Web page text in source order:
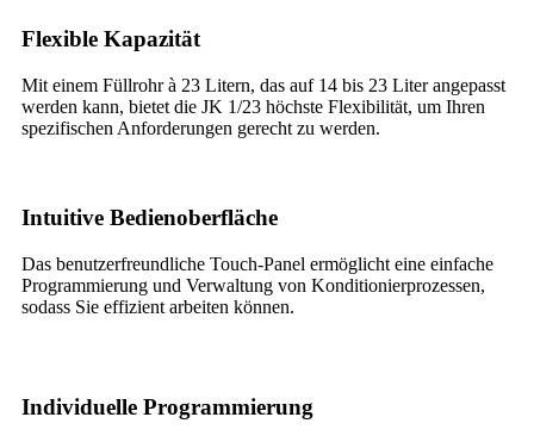
Flexible Kapazität
Mit einem Füllrohr à 23 Litern, das auf 14 bis 23 Liter angepasst
werden kann, bietet die JK 1/23 höchste Flexibilität, um Ihren
spezifischen Anforderungen gerecht zu werden.
Intuitive Bedienoberfläche
Das benutzerfreundliche Touch-Panel ermöglicht eine einfache
Programmierung und Verwaltung von Konditionierprozessen,
sodass Sie effizient arbeiten können.
Individuelle Programmierung